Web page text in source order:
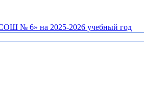
№ 6» на 2025-2026 учебный год